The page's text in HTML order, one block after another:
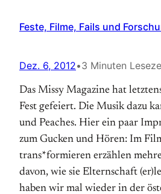
Feste, Filme, Fails und
Dez. 6, 2012•3 Minuten
Das Missy Magazine hat
Fest gefeiert. Die Musik dazu
und Peaches. Hier ein paar
zum Gucken und Hören: Im
trans*formieren erzählen
davon, wie sie Elternschaft
haben wir mal wieder in der